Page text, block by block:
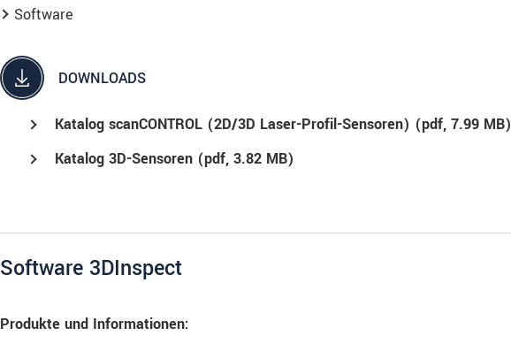
Software
DOWNLOADS
Katalog scanCONTROL (2D/3D Laser-Profil-Sensoren) (pdf, 7.99 MB)
Katalog 3D-Sensoren (pdf, 3.82 MB)
Software 3DInspect
Produkte und Informationen: